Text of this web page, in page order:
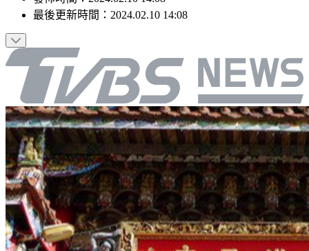
最後更新時間： 2024.02.10 14:08